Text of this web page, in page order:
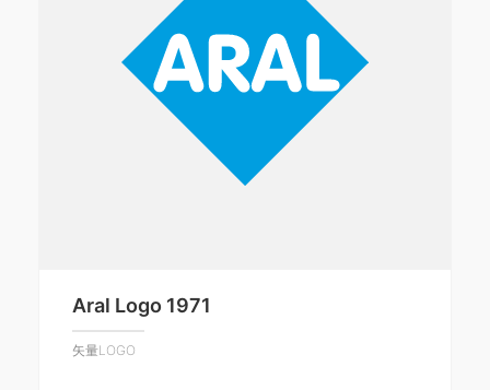
Aral Logo 1971
矢量LOGO